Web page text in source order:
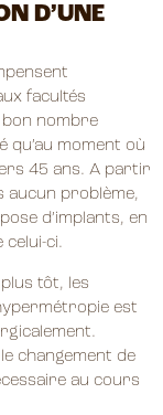
D’UNE
facultés
bon nombre
qu’au moment où
45 ans. A partir
aucun problème,
d’implants, en
ci.
tôt, les
est
changement de
au cours